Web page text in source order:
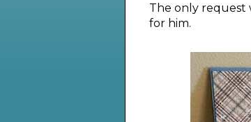
The only request
for him.